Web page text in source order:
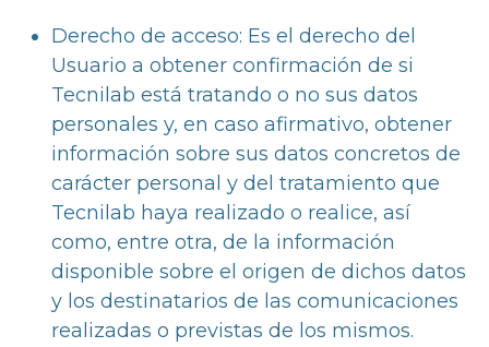
Derecho de acceso: Es el derecho del
Usuario a obtener confirmación de si
Tecnilab está tratando o no sus datos
personales y, en caso afirmativo, obtener
información sobre sus datos concretos de
carácter personal y del tratamiento que
Tecnilab haya realizado o realice, así
como, entre otra, de la información
disponible sobre el origen de dichos datos
y los destinatarios de las comunicaciones
realizadas o previstas de los mismos.